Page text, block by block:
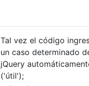
Tal vez el código
un caso determinado
jQuery
('útil');